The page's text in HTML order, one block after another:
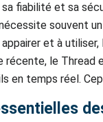
sa fiabilité et sa
souvent
appairer et à
récente, le Thread
en temps réel.